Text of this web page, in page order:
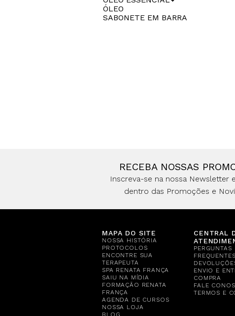
ÓLEO
SABONETE EM BARRA
RECEBA NOSSAS
Inscreva-se na nossa Newsletter
dentro das Promoções e
MAPA DO SITE
NOSSA HISTÓRIA
PROTOCOLOS
ENCONTRE SUA
TERAPEUTA
SPA RENATA FRANÇA
SAIU NA MÍDIA
FORMAÇÃO RENATA
FRANÇA
AGENDA DE CURSOS
NOSSA LOJA
BLOG
CENTRAL
PERGUNTAS
FREQUENTES
ENVIO E
COMPRA
FALE
TERMOS E